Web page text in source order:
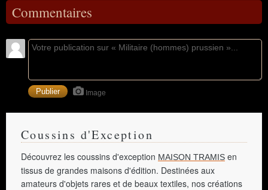
Commentaires
Image
Coussins d'Exception
Découvrez les coussins d'exception MAISON TRAMIS en
tissus de grandes maisons d'édition. Destinées aux
amateurs d'objets rares et de beaux textiles, nos créations